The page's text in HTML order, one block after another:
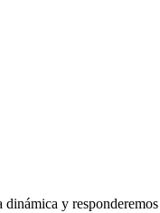
y responderemos